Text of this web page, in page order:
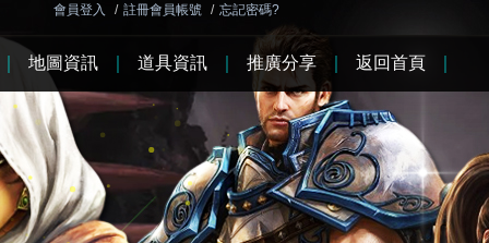
會員登入 / 註冊會員帳號 / 忘記密碼?